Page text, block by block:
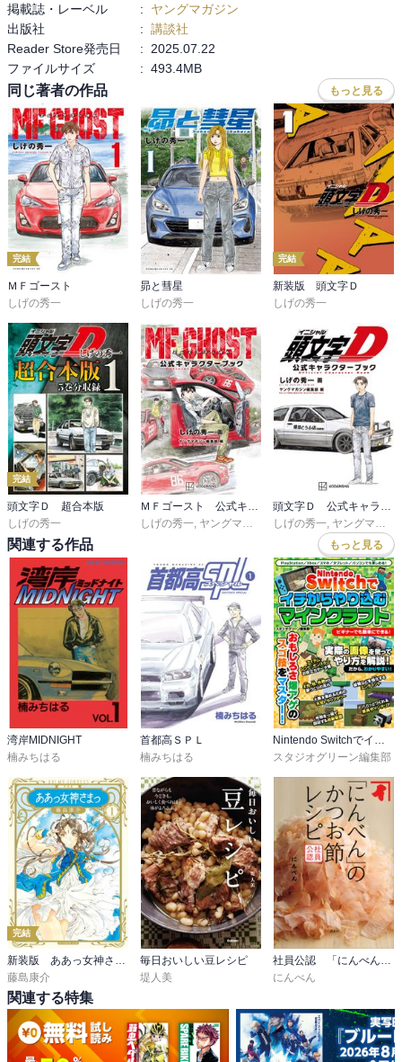
掲載誌・レーベル :
ヤングマガジン
出版社
: 講談社
Reader Store発売日
:
2025.07.22
ファイルサイズ
: 493.4MB
同じ著者の作品 もっと見る
完結
ＭＦゴースト
しげの秀一
昴と彗星
しげの秀一
完結
新装版 頭文字Ｄ
しげの秀一
完結
頭文字Ｄ 超合本版
しげの秀一
しげの秀一 ヤングマガジン編集部
しげの秀一 ヤングマガジン編集部
関連する作品 もっと見る
湾岸MIDNIGHT
楠みちはる
首都高ＳＰＬ
楠みちはる
Nintendo Switchでイチからやり込むマインクラフト
スタジオグリーン編集部
完結
藤島康介
毎日おいしい豆レシピ
堤人美
にんべん
関連する特集